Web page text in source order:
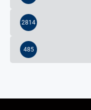
2814
485